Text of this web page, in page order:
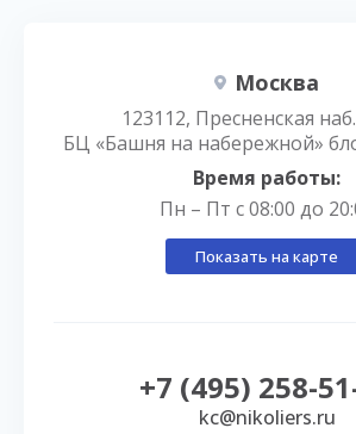
Москва
123112, Пресненская
БЦ «Башня на набережной»
Время работы:
Пн – Пт с 08:00 до
Показать на карте
+7 (495) 258-
kc@nikoliers.ru